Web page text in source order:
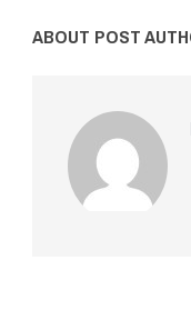
ABOUT POST